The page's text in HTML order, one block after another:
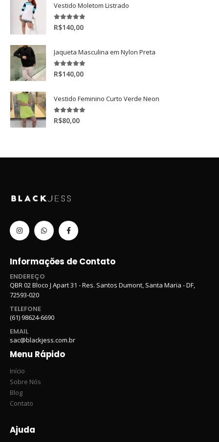
Vestido Moletom Listrado
5.00de 5
R$140,00
Jaqueta Masculina em Nylon Preta
5.00de 5
R$140,00
Vestido Feminino Curto Verde Neon
5.00de 5
R$80,00
Informações de Contato
ENDEREÇO
QBR 02 Bloco J Apart 31 - Res. Santos Dumont, Santa Maria - DF,
72593-020
TELEFONE
(61) 98624-6690
EMAIL
sac@blackjess.com.br
Menu Rápido
Início
Sobre Nós
Blog
Contato
Ajuda